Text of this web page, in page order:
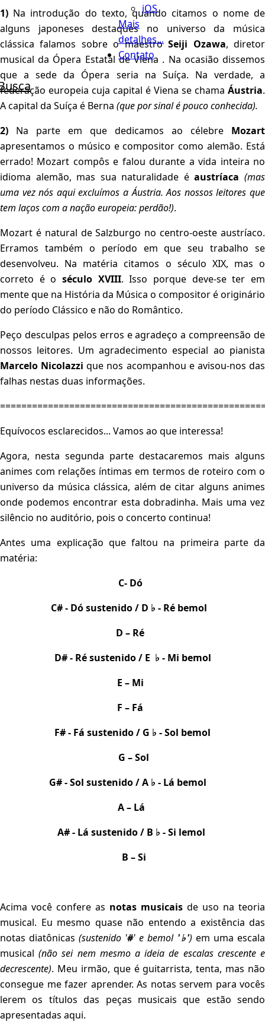
iOS
Mais
detalhes...
Contato
1) Na introdução do texto, quando citamos o nome de
alguns japoneses destaques no universo da música
clássica falamos sobre o maestroSeiji Ozawa, diretor
musical da Ópera Estatal de Viena . Na ocasião dissemos
que a sede da Ópera seria na Suíça. Na verdade, a
federação europeia cuja capital é Viena se chama Áustria.
A capital da Suíça é Berna (que por sinal é pouco conhecida).
2) Na parte em que dedicamos ao célebre Mozart
apresentamos o músico e compositor como alemão. Está
errado! Mozart compôs e falou durante a vida inteira no
idioma alemão, mas sua naturalidade éaustríaca (mas
uma vez nós aqui excluímos a Áustria. Aos nossos leitores que
tem laços com a nação europeia: perdão!).
Mozart é natural de Salzburgo no centro-oeste austríaco.
Erramos também o período em que seu trabalho se
desenvolveu. Na matéria citamos o século XIX, mas o
correto é o século XVIII. Isso porque deve-se ter em
mente que na História da Música o compositor é originário
do período Clássico e não do Romântico.
Peço desculpas pelos erros e agradeço a compreensão de
nossos leitores. Um agradecimento especial ao pianista
Marcelo Nicolazzique nos acompanhou e avisou-nos das
falhas nestas duas informações.
Equívocos esclarecidos... Vamos ao que interessa!
Agora, nesta segunda parte destacaremos mais alguns
animes com relações íntimas em termos de roteiro com o
universo da música clássica, além de citar alguns animes
onde podemos encontrar esta dobradinha. Mais uma vez
silêncio no auditório, pois o concerto continua!
Antes uma explicação que faltou na primeira parte da
matéria:
C- Dó
C# - Dó sustenido / D ♭ - Ré bemol
D – Ré
D# - Ré sustenido / E ♭ - Mi bemol
E – Mi
F – Fá
F# - Fá sustenido / G ♭ - Sol bemol
G – Sol
G# - Sol sustenido / A ♭ - Lá bemol
A – Lá
A# - Lá sustenido / B ♭ - Si lemol
B – Si
Acima você confere as notas musicais de uso na teoria
musical. Eu mesmo quase não entendo a existência das
notas diatônicas(sustenido '#' e bemol '♭') em uma escala
musical(não sei nem mesmo a ideia de escalas crescente e
decrescente). Meu irmão, que é guitarrista, tenta, mas não
consegue me fazer aprender. As notas servem para vocês
lerem os títulos das peças musicais que estão sendo
apresentadas aqui.